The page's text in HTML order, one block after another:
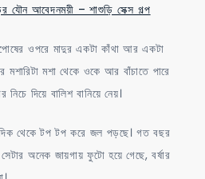
আবেদনময়ী – শাশুড়ি সেক্স গল্প
ওপরে মাদুর একটা কাঁথা আর একটা
মশা থেকে ওকে আর বাঁচাতে পারে
দিয়ে বালিশ বানিয়ে নেয়।
থেকে টপ টপ করে জল পড়ছে। গত বছর
অনেক জায়গায় ফুটো হয়ে গেছে, বর্ষার